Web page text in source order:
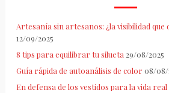
Artesanía sin artesanos: ¿la visibilidad que
12/09/2025
8 tips para equilibrar tu silueta 29/08/2025
Guía rápida de autoanálisis de color 08/08/
En defensa de los vestidos para la vida real